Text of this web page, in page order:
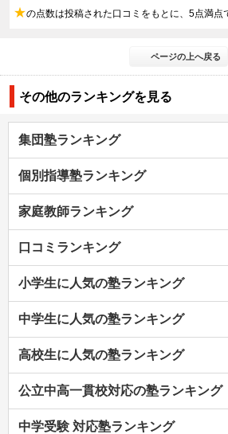
★の点数は投稿された口コミをもとに、5点満点
ページの上へ戻る
その他のランキングを見る
集団塾ランキング
個別指導塾ランキング
家庭教師ランキング
口コミランキング
小学生に人気の塾ランキング
中学生に人気の塾ランキング
高校生に人気の塾ランキング
公立中高一貫校対応の塾ランキング
中学受験 対応塾ランキング